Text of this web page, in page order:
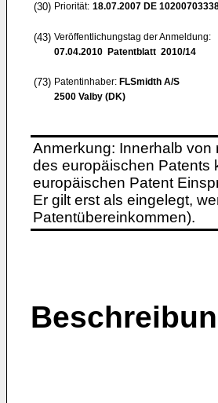
(30) Priorität: 18.07.2007 DE
(43) Veröffentlichungstag der Anmeldung:
07.04.2010 Patentblatt 2010/14
(73) Patentinhaber: FLSmidth A/S
2500 Valby (DK)
Anmerkung: Innerhalb
des europäischen Patents
europäischen Patent
Er gilt erst als eingelegt,
Patentübereinkommen).